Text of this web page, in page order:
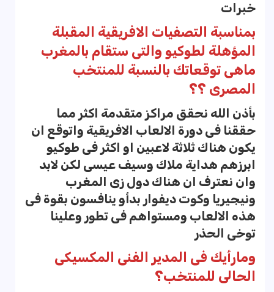
خبرات
بمناسبة التصفيات الافريقية المقبلة
المؤهلة لطوكيو والتى ستقام بالمغرب
ماهى توقعاتك بالنسبة للمنتخب
المصرى ؟؟
بأذن الله نحقق مراكز متقدمة اكثر مما
حققنا فى دورة الالعاب الافريقية واتوقع ان
يكون هناك ثلاثة لاعبين او اكثر فى طوكيو
ابرزهم هداية ملاك وسيف عيسى لكن لابد
وان نعترف ان هناك دول زى المغرب
ونيجيريا وكوت ديفوار بدأو ينافسون بقوة فى
هذه الالعاب ومستواهم فى تطور وعلينا
توخى الحذر
ومارأيك فى المدير الفنى المكسيكى
الحالى للمنتخب؟